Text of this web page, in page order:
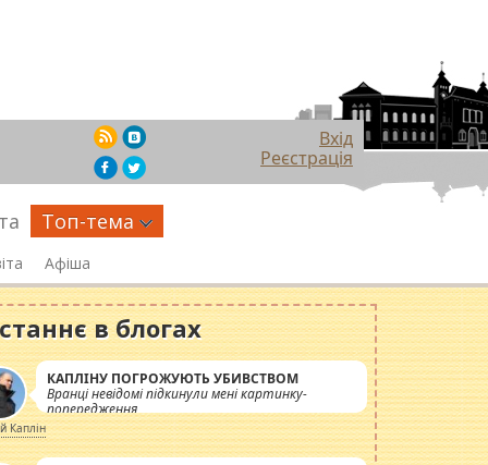
Вхід
Реєстрація
Топ-тема
Афіша
в блогах
КАПЛІНУ ПОГРОЖУЮТЬ УБИВСТВОМ
Вранці невідомі підкинули мені картинку-
попередження
Каплін